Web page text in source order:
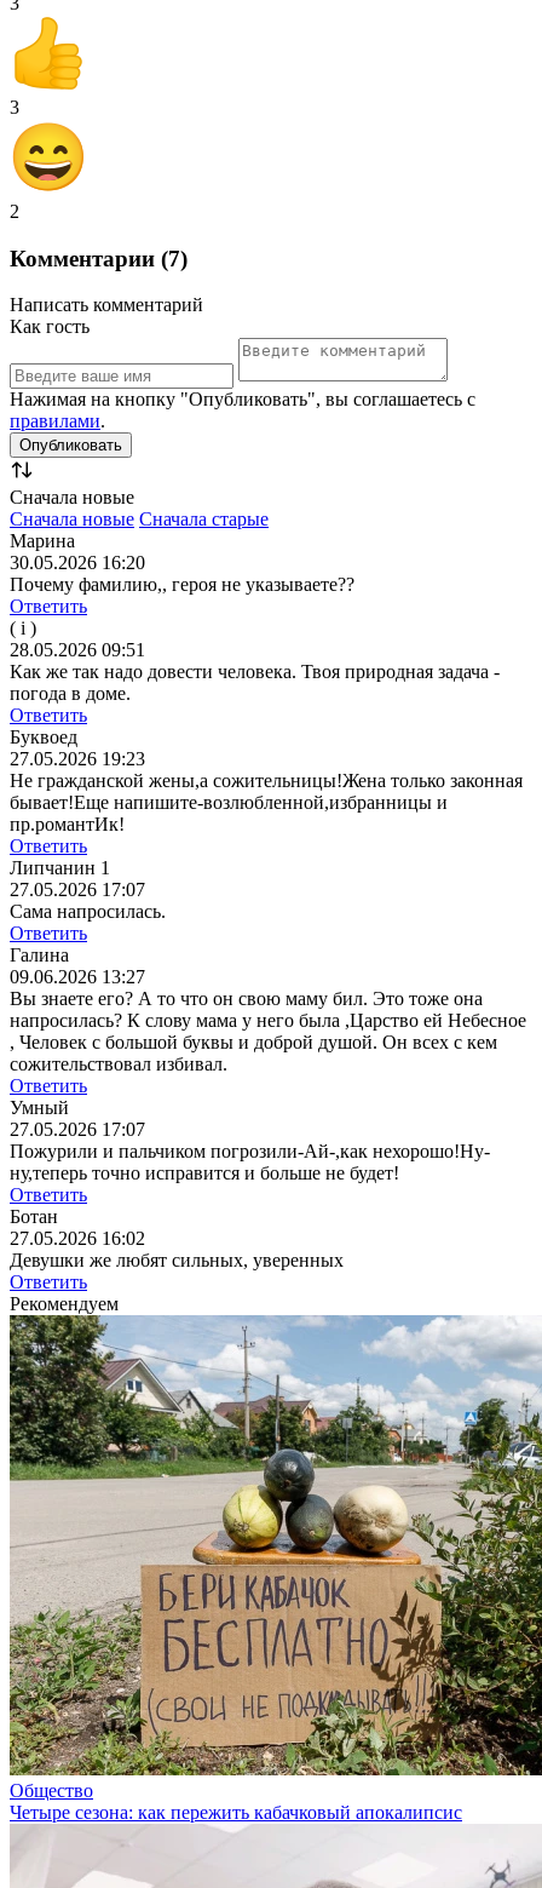
3
2
Комментарии (7)
Написать комментарий
Как гость
Нажимая на кнопку "Опубликовать", вы соглашаетесь с
правилами.
Сначала новые
Сначала новые Сначала старые
Марина
30.05.2026 16:20
Почему фамилию,, героя не указываете??
Ответить
( i )
28.05.2026 09:51
Как же так надо довести человека. Твоя природная задача -
погода в доме.
Ответить
Буквоед
27.05.2026 19:23
Не гражданской жены,а сожительницы!Жена только законная
бывает!Еще напишите-возлюбленной,избранницы и
пр.романтИк!
Ответить
Липчанин 1
27.05.2026 17:07
Сама напросилась.
Ответить
Галина
09.06.2026 13:27
Вы знаете его? А то что он свою маму бил. Это тоже она
напросилась? К слову мама у него была ,Царство ей Небесное
, Человек с большой буквы и доброй душой. Он всех с кем
сожительствовал избивал.
Ответить
Умный
27.05.2026 17:07
Пожурили и пальчиком погрозили-Ай-,как нехорошо!Ну-
ну,теперь точно исправится и больше не будет!
Ответить
Ботан
27.05.2026 16:02
Девушки же любят сильных, уверенных
Ответить
Рекомендуем
Общество
Четыре сезона: как пережить кабачковый апокалипсис